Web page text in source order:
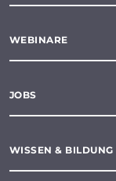
WEBINARE
JOBS
WISSEN & BILDUNG